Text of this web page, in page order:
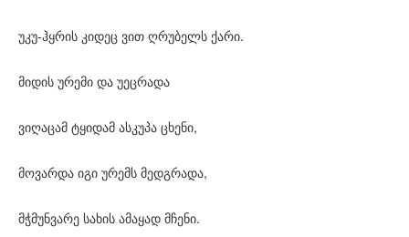
უკუ-ჰყრის კიდეც ვით ღრუბელს ქარი.
მიდის ურემი და უეცრადა
ვიღაცამ ტყიდამ ასკუპა ცხენი,
მოვარდა იგი ურემს მედგრადა,
მჭმუნვარე სახის ამაყად მჩენი.